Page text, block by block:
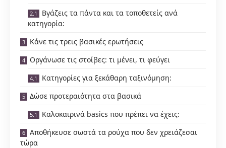
Βγάζεις τα πάντα και τα τοποθετείς ανά
κατηγορία:
Κάνε τις τρεις βασικές ερωτήσεις
Οργάνωσε τις στοίβες: τι μένει, τι φεύγει
Κατηγορίες για ξεκάθαρη ταξινόμηση:
Δώσε προτεραιότητα στα βασικά
Καλοκαιρινά basics που πρέπει να έχεις:
Αποθήκευσε σωστά τα ρούχα που δεν χρειάζεσαι
τώρα